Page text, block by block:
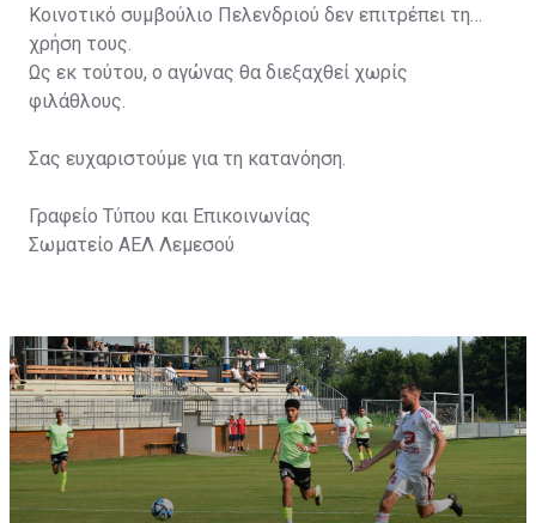
Κοινοτικό συμβούλιο Πελενδριού δεν επιτρέπει τη
χρήση τους.
Ως εκ τούτου, ο αγώνας θα διεξαχθεί χωρίς
φιλάθλους.
Σας ευχαριστούμε για τη κατανόηση.
Γραφείο Τύπου και Επικοινωνίας
Σωματείο ΑΕΛ Λεμεσού